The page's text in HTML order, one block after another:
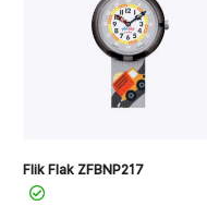
Flik Flak ZFBNP217